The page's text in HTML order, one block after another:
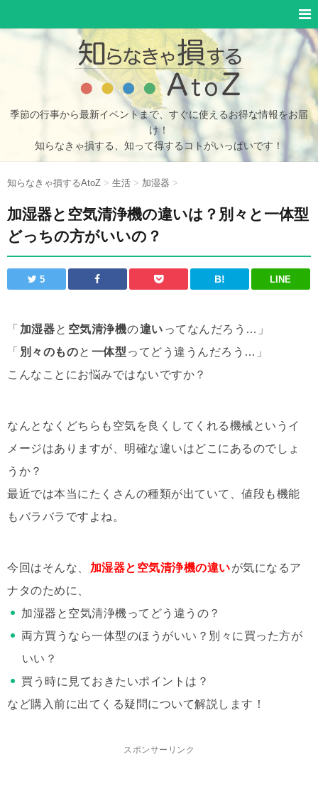
季節の行事から最新イベントまで、すぐに使えるお得な情報をお届
け！
知らなきゃ損する、知って得するコトがいっぱいです！
知らなきゃ損するAtoZ > 生活 > 加湿器 >
加湿器と空気清浄機の違いは？別々と一体型
どっちの方がいいの？
5 B! LINE
「 加湿器と 空気清浄機の違い ってなんだろう…」
「 別々のものと 一体型 ってどう違うんだろう…」
こんなことにお悩みではないですか？
なんとなくどちらも空気を良くしてくれる機械というイ
メージはありますが、明確な違いはどこにあるのでしょ
うか？
最近では本当にたくさんの種類が出ていて、値段も機能
もバラバラですよね。
今回はそんな、 加湿器と空気清浄機の違いが気になるア
ナタのために、
加湿器と空気清浄機ってどう違うの？
両方買うなら一体型のほうがいい？別々に買った方が
いい？
買う時に見ておきたいポイントは？
など購入前に出てくる疑問について解説します！
スポンサーリンク